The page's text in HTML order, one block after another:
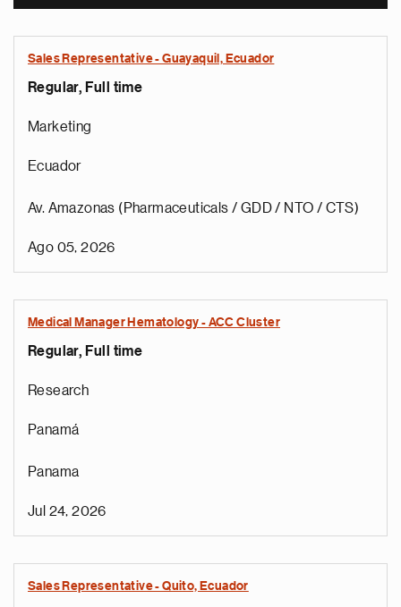
Sales Representative - Guayaquil, Ecuador
Regular, Full time
Marketing
Ecuador
Av. Amazonas (Pharmaceuticals / GDD / NTO / CTS)
Ago 05, 2026
Medical Manager Hematology - ACC Cluster
Regular, Full time
Research
Panamá
Panama
Jul 24, 2026
Sales Representative - Quito, Ecuador